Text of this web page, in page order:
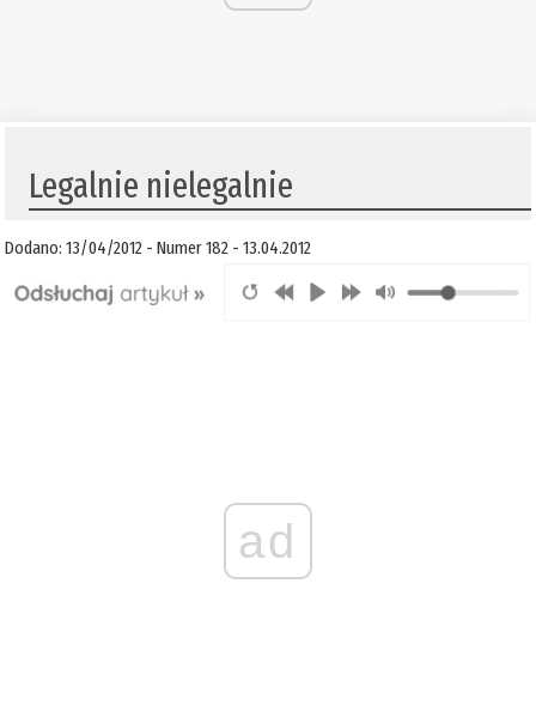
Legalnie nielegalnie
Dodano: 13/04/2012 - Numer 182 - 13.04.2012
ad